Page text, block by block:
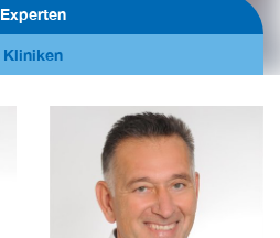
Experten
Kliniken